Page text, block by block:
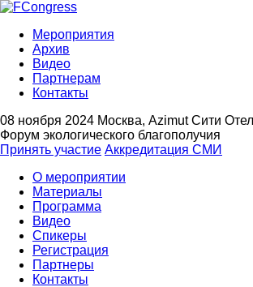
Мероприятия
Архив
Видео
Партнерам
Контакты
08 ноября 2024 Москва, Azimut Сити
Форум экологического благополучия
Принять участие Аккредитация СМИ
О мероприятии
Материалы
Программа
Видео
Спикеры
Регистрация
Партнеры
Контакты